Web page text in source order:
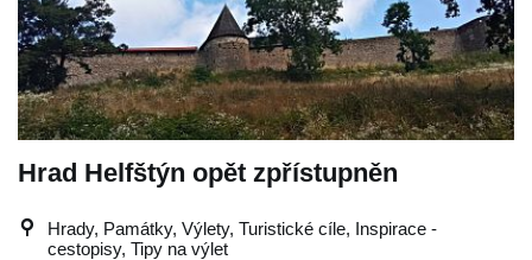
Hrad Helfštýn opět zpřístupněn
Hrady, Památky, Výlety, Turistické cíle, Inspirace -
cestopisy, Tipy na výlet